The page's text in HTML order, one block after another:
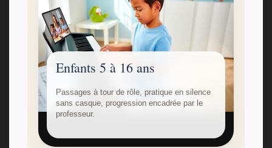
Enfants 5 à 16 ans
Passages à tour de rôle, pratique en silence
sans casque, progression encadrée par le
professeur.